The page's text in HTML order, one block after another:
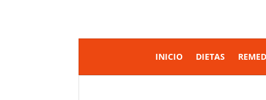
INICIO DIETAS